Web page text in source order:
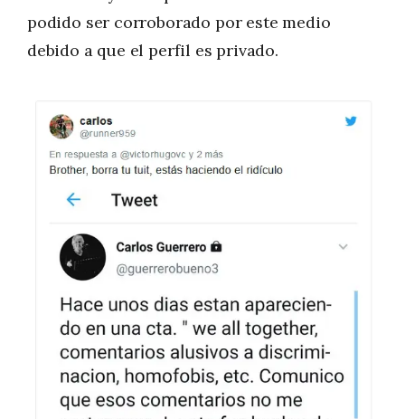
podido ser corroborado por este medio
debido a que el perfil es privado.